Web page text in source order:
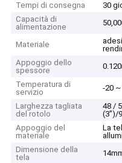
Tempi di consegna
30
Capacità di
alimentazione
Materiale
Appoggio dello
spessore
Temperatura di
servizio
-20 ~
Larghezza tagliata
del rotolo
48 /
(3")/
Appoggio del
materiale
La
Dimensione della
tela